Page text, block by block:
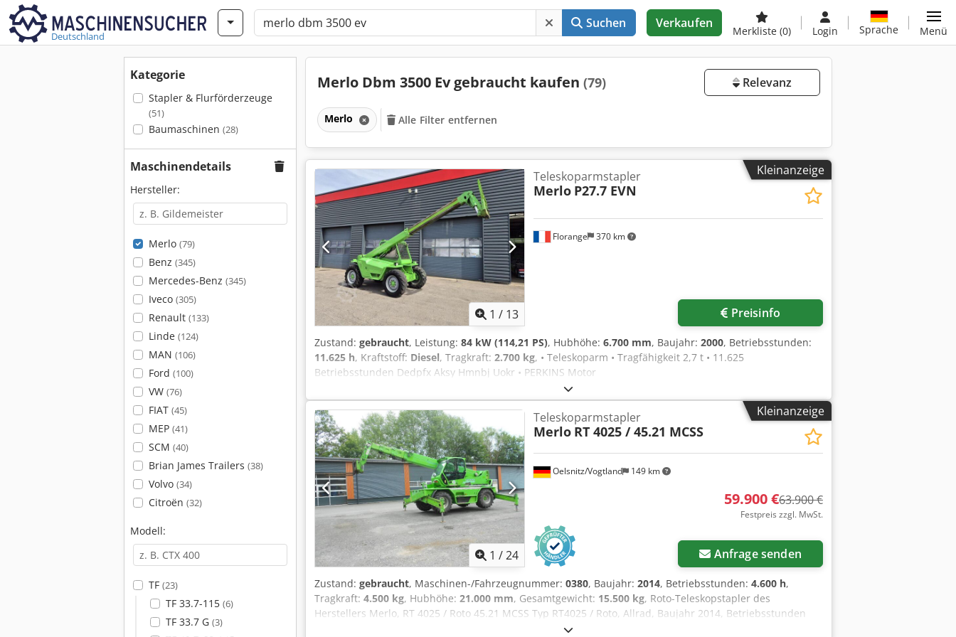
Deutschland
Suchen Verkaufen
Merkliste (0) Login Sprache Menü
Kategorie
Stapler & Flurförderzeuge
(51)
Baumaschinen (28)
Maschinendetails
Hersteller:
Merlo (79)
Benz (345)
Mercedes-Benz (345)
Iveco (305)
Renault (133)
Linde (124)
MAN (106)
Ford (100)
VW (76)
FIAT (45)
MEP (41)
SCM (40)
Brian James Trailers (38)
Volvo (34)
Citroën (32)
Modell:
TF (23)
TF 33.7-115 (6)
TF 33.7 G (3)
Merlo Dbm 3500 Ev gebraucht kaufen (79) Relevanz
Merlo Alle Filter entfernen
Kleinanzeige
1 / 13
Florange 370 km
Teleskoparmstapler
Merlo P27.7 EVN
Preisinfo
Zustand: gebraucht, Leistung: 84 kW (114,21 PS), Hubhöhe: 6.700 mm, Baujahr: 2000, Betriebsstunden:
11.625 h, Kraftstoff: Diesel, Tragkraft: 2.700 kg, • Teleskoparm • Tragfähigkeit 2,7 t • 11.625
Betriebsstunden Dedpfx Aksy Hmnbj Uokr • PERKINS Motor
Kleinanzeige
1 /24
Oelsnitz/Vogtland 149 km
Teleskoparmstapler
Merlo RT 4025 / 45.21 MCSS
59.900 €63.900 €
Festpreis zzgl. MwSt.
Anfrage senden
Zustand: gebraucht, Maschinen-/Fahrzeugnummer: 0380, Baujahr: 2014, Betriebsstunden: 4.600 h,
Tragkraft: 4.500 kg, Hubhöhe: 21.000 mm, Gesamtgewicht: 15.500 kg, Roto-Teleskopstapler des
Herstellers Merlo, RT 4025 / Roto 45.21 MCSS Typ RT4025 / Roto, Allrad, Baujahr 2014, Betriebsstunden
4600 lt. Zähler abgelesen, Hubhöhe ca. 21 m, max. Tragfähigkeit ca. 4500 kg, max. Ausladung ca. 18 m,